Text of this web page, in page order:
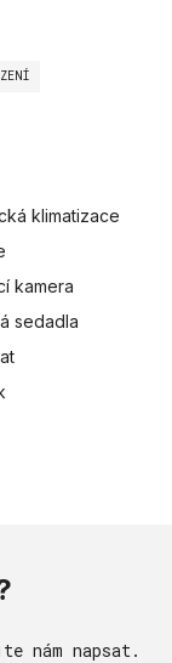
klimatizace
kamera
sedadla
nám napsat.